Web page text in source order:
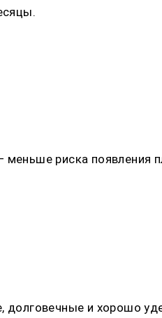
риска появления
долговечные и хорошо